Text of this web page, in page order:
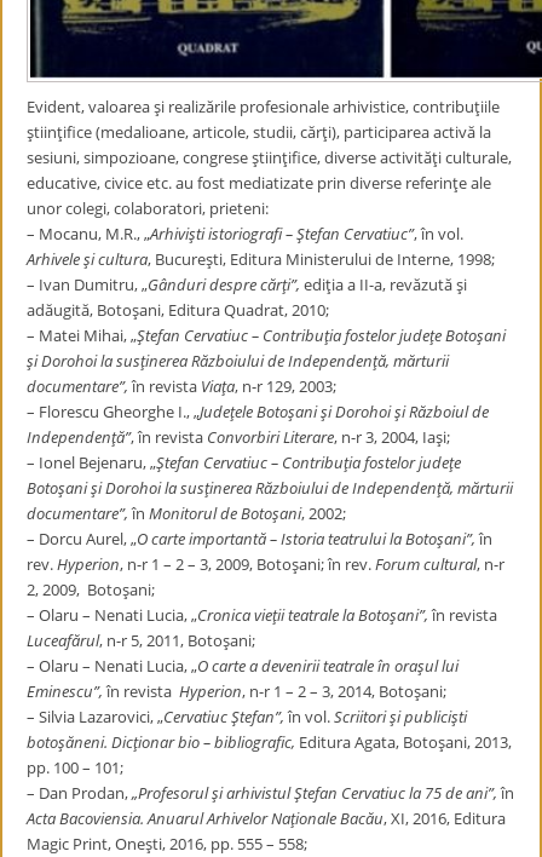
Evident, valoarea şi realizările profesionale arhivistice, contribuţiile
ştiinţifice (medalioane, articole, studii, cărţi), participarea activă la
sesiuni, simpozioane, congrese ştiinţifice, diverse activităţi culturale,
educative, civice etc. au fost mediatizate prin diverse referinţe ale
unor colegi, colaboratori, prieteni:
– Mocanu, M.R., „Arhivişti istoriografi – Ştefan Cervatiuc”, în vol.
Arhivele şicultura, Bucureşti, Editura Ministerului de Interne, 1998;
– Ivan Dumitru, „Gânduri despre cărţi”, ediţia a II-a, revăzută şi
adăugită, Botoşani, Editura Quadrat, 2010;
– Matei Mihai, „Ştefan Cervatiuc – Contribuţia fostelor judeţe Botoşani
şi Dorohoi la susţinerea Războiului de Independenţă, mărturii
documentare”,în revista Viaţa, n-r 129, 2003;
– Florescu Gheorghe I., „Judeţele Botoşani şi Dorohoi şi Războiul de
Independenţă”, în revista Convorbiri Literare, n-r 3, 2004, Iaşi;
– Ionel Bejenaru, „Ştefan Cervatiuc – Contribuţia fostelor judeţe
Botoşani şi Dorohoi la susţinerea Războiului de Independenţă, mărturii
documentare”,înMonitorul de Botoşani, 2002;
– Dorcu Aurel, „O carte importantă – Istoria teatrului la Botoşani”,în
rev.Hyperion, n-r 1 – 2 – 3, 2009, Botoşani; în rev.Forum cultural, n-r
2, 2009, Botoşani;
– Olaru – Nenati Lucia, „Cronicavieţii teatrale la Botoşani”,în revista
Luceafărul, n-r 5, 2011, Botoşani;
– Olaru – Nenati Lucia, „O carte a devenirii teatrale în oraşul lui
Eminescu”,în revistaHyperion, n-r 1 – 2 – 3, 2014, Botoşani;
– Silvia Lazarovici, „Cervatiuc Ştefan”,în vol.Scriitori şi publicişti
botoşăneni. Dicţionar bio – bibliografic, Editura Agata, Botoşani, 2013,
pp. 100 – 101;
– Dan Prodan,„Profesorul şi arhivistul Ştefan Cervatiuc la 75 de ani”,în
Acta Bacoviensia. Anuarul Arhivelor Naţionale Bacău, XI, 2016, Editura
Magic Print, Oneşti, 2016, pp. 555 – 558;